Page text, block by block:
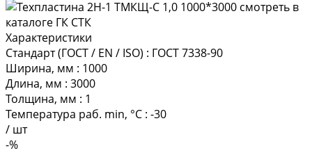
Характеристики
Стандарт (ГОСТ / EN / ISO) : ГОСТ 7338-90
Ширина, мм : 1000
Длина, мм : 3000
Толщина, мм : 1
Температура раб. min, °C : -30
/ шт
-%